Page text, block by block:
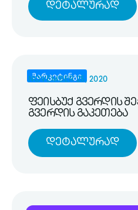
Დეტალურად
მარკეტინგი
NOVEMBER 25, 2020
ფეისბუქ გვერდის
გვერდის გაკეთება
Დეტალურად